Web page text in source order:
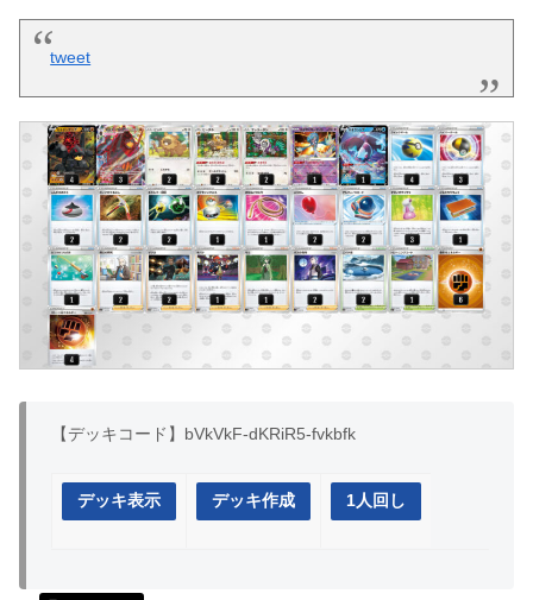
tweet
【デッキコード】bVkVkF-dKRiR5-fvkbfk
デッキ表示 デッキ作成 1人回し